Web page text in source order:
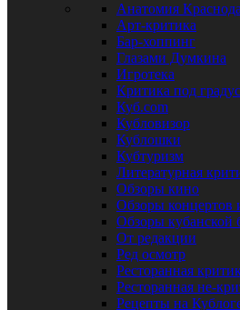
Анатомия
Арт-критика
Бар-хоппинг
Глазами Думкина
Игротека
Критика под
Куб.com
Кубловизор
Кублошки
Кубтуризм
Литературная
Обзоры кино
Обзоры концертов
Обзоры кубанской
От редакции
Ред осмотр
Ресторанная
Ресторанная не-
Рецепты на